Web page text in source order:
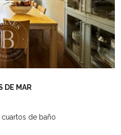
DE MAR
cuartos de baño